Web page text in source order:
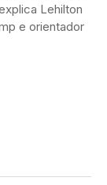
Lehilton
e orientador